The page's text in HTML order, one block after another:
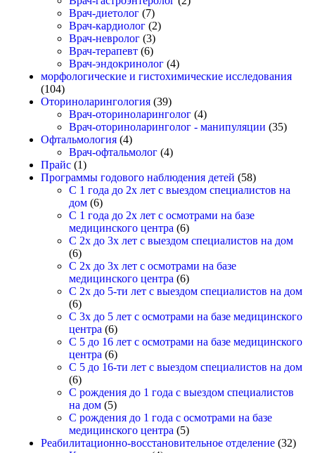
Врач-диетолог (7)
Врач-кардиолог (2)
Врач-невролог (3)
Врач-терапевт (6)
Врач-эндокринолог (4)
морфологические и гистохимические исследования
(104)
Оториноларингология (39)
Врач-оториноларинголог (4)
Врач-оториноларинголог - манипуляции (35)
Офтальмология (4)
Врач-офтальмолог (4)
Прайс (1)
Программы годового наблюдения детей (58)
С 1 года до 2х лет с выездом специалистов на
дом (6)
С 1 года до 2х лет с осмотрами на базе
медицинского центра (6)
С 2х до 3х лет с выездом специалистов на дом
(6)
С 2х до 3х лет с осмотрами на базе
медицинского центра (6)
С 2х до 5-ти лет с выездом специалистов на дом
(6)
С 3х до 5 лет с осмотрами на базе медицинского
центра (6)
С 5 до 16 лет с осмотрами на базе медицинского
центра (6)
С 5 до 16-ти лет с выездом специалистов на дом
(6)
С рождения до 1 года с выездом специалистов
на дом (5)
С рождения до 1 года с осмотрами на базе
медицинского центра (5)
Реабилитационно-восстановительное отделение (32)